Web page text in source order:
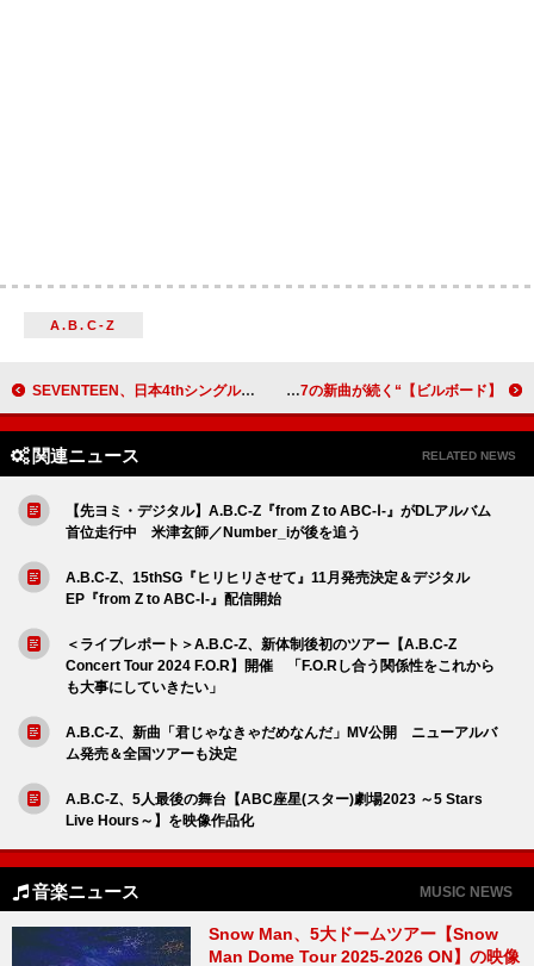
A.B.C-Z
SEVENTEEN、日本4thシングルより「消費期限」MV公開 【ビルボード】“ニコニコ VOCALOID SONGS TOP20”、柊マグネタイト「テトリス」3週連続首位に 大漠波新 ／DECO*27の新曲が続く
関連ニュース RELATED NEWS
【先ヨミ・デジタル】A.B.C-Z『from Z to ABC-Ⅰ-』がDLアルバム
首位走行中 米津玄師／Number_iが後を追う
A.B.C-Z、15thSG『ヒリヒリさせて』11月発売決定＆デジタル
EP『from Z to ABC-Ⅰ-』配信開始
＜ライブレポート＞A.B.C-Z、新体制後初のツアー【A.B.C-Z
Concert Tour 2024 F.O.R】開催 「F.O.Rし合う関係性をこれから
も大事にしていきたい」
A.B.C-Z、新曲「君じゃなきゃだめなんだ」MV公開 ニューアルバ
ム発売＆全国ツアーも決定
A.B.C-Z、5人最後の舞台【ABC座星(スター)劇場2023 ～5 Stars
Live Hours～】を映像作品化
音楽ニュース MUSIC NEWS
Snow Man、5大ドームツアー【Snow
Man Dome Tour 2025-2026 ON】の映像